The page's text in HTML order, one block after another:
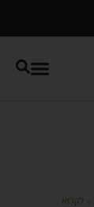
⬦ לקרוא